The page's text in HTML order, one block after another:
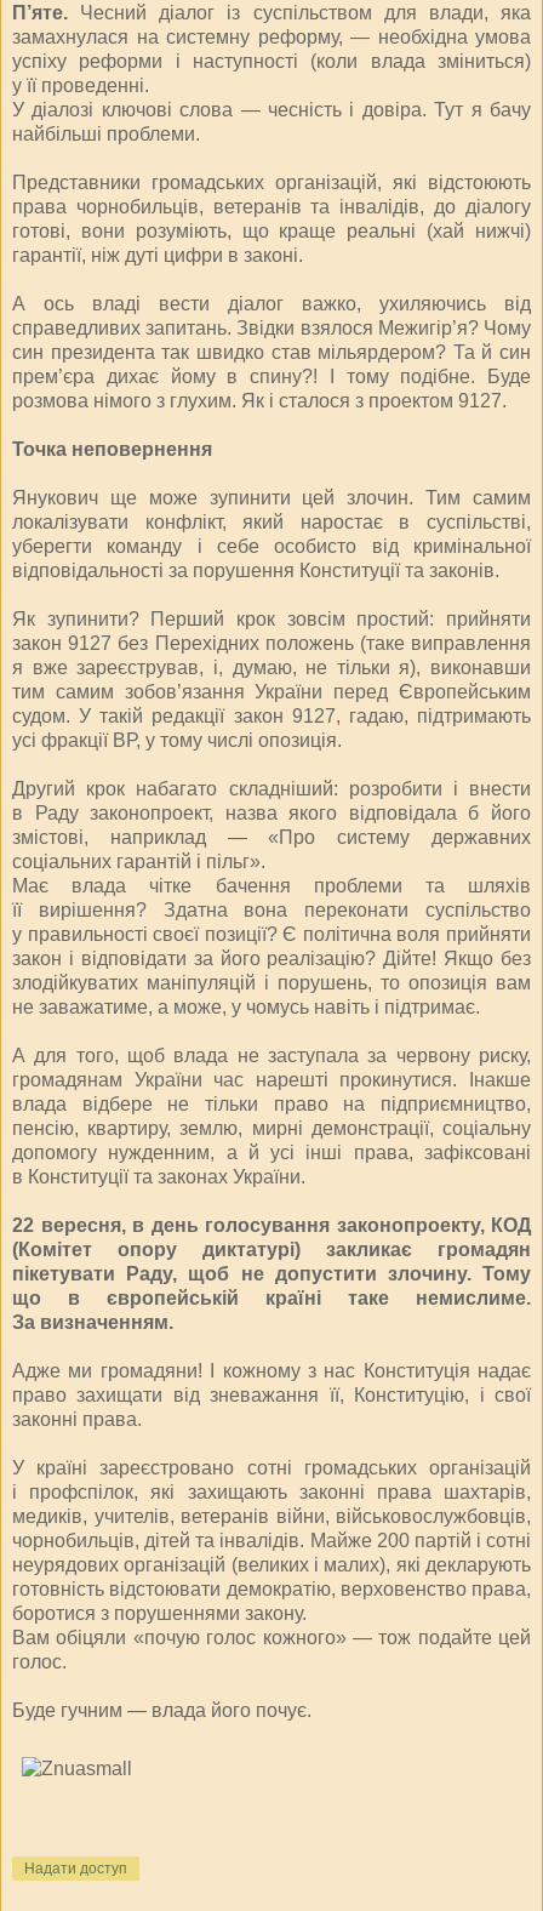
П’яте. Чесний діалог із суспільством для влади, яка
замахнулася на системну реформу, — необхідна умова
успіху реформи і наступності (коли влада зміниться)
у її проведенні.
У діалозі ключові слова — чесність і довіра. Тут я бачу
найбільші проблеми.
Представники громадських організацій, які відстоюють
права чорнобильців, ветеранів та інвалідів, до діалогу
готові, вони розуміють, що краще реальні (хай нижчі)
гарантії, ніж дуті цифри в законі.
А ось владі вести діалог важко, ухиляючись від
справедливих запитань. Звідки взялося Межи­гір’я? Чому
син президента так швидко став мільярдером? Та й син
прем’єра дихає йому в спину?! І тому подібне. Буде
розмова німого з глухим. Як і сталося з проектом 9127.
Точка неповернення
Янукович ще може зупинити цей злочин. Тим самим
локалізувати конфлікт, який наростає в суспільстві,
уберегти команду і себе особисто від кримінальної
відповідальності за порушення Конституції та законів.
Як зупинити? Перший крок зовсім простий: прийняти
закон 9127 без Перехідних положень (таке виправлення
я вже зареєстрував, і, думаю, не тільки я), виконавши
тим самим зобов’язання України перед Європейським
судом. У такій редакції закон 9127, гадаю, підтримають
усі фракції ВР, у тому числі опозиція.
Другий крок набагато складніший: розробити і внести
в Раду законопроект, назва якого відповідала б його
змістові, наприклад — «Про систему державних
соціальних гарантій і пільг».
Має влада чітке бачення проблеми та шляхів
її вирішення? Здатна вона переконати суспільст­во
у правильності своєї позиції? Є політична воля прийняти
закон і відповідати за його реалізацію? Дійте! Якщо без
злодійкуватих маніпуляцій і порушень, то опозиція вам
не заважатиме, а може, у чомусь навіть і підтримає.
А для того, щоб влада не заступала за червону риску,
громадянам України час нарешті прокинутися. Інакше
влада відбере не тільки право на підприємництво,
пенсію, квартиру, землю, мирні демонстрації, соціальну
допомогу нужденним, а й усі інші права, зафіксовані
в Конституції та законах України.
22 вересня, в день голосування законопроекту, КОД
(Комітет опору диктатурі) закликає громадян
пікетувати Раду, щоб не допустити злочину. Тому
що в європейській країні таке немислиме.
За визначенням.
Адже ми громадяни! І кожному з нас Конституція надає
право захищати від зневажання її, Конституцію, і свої
законні права.
У країні зареєстровано сотні громадських організацій
і профспілок, які захищають законні права шахтарів,
медиків, учителів, ветеранів війни, військово­службовців,
чорнобильців, дітей та інвалідів. Майже 200 партій і сотні
неурядових організацій (великих і малих), які декларують
готовність відстоювати демократію, верховенство права,
боротися з порушеннями закону.
Вам обіцяли «почую голос кожного» — тож подайте цей
голос.
Буде гучним — влада його почує.
Надати доступ